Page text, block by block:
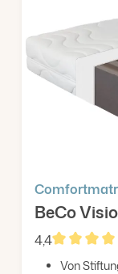
Erklärung auf
BeCo
4,4
Von